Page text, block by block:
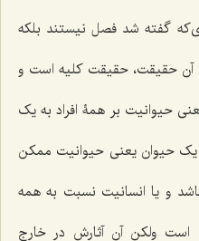
گفته شد فصل نیستند بلکه
آن حقیقت، حقیقت کلیه است و
حیوانیت بر همۀ افراد به یک
یک حیوان یعنى حیوانیت ممکن
و یا انسانیت نسبت به همه
است ولکن آن آثارش در خارج